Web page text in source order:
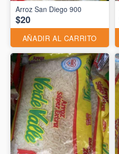
Arroz San Diego 900
$20
AÑADIR AL CARRITO